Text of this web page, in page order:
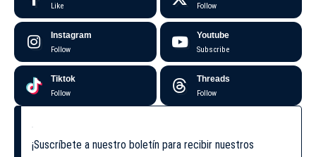
Like Follow
Instagram
Follow
Youtube
Subscribe
Tiktok
Follow
Threads
Follow
¡Suscríbete a nuestro boletín para recibir nuestros